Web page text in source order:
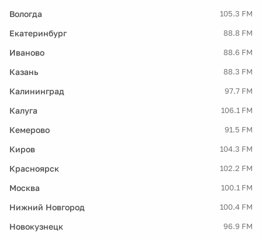
Вологда 105.3 FM
Екатеринбург 88.8 FM
Иваново 88.6 FM
Казань 88.3 FM
Калининград 97.7 FM
Калуга 106.1 FM
Кемерово 91.5 FM
Киров 104.3 FM
Красноярск 102.2 FM
Москва 100.1 FM
Нижний Новгород 100.4 FM
Новокузнецк 96.9 FM